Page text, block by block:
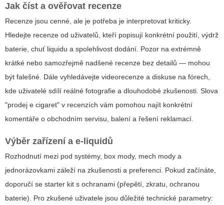
Jak číst a ověřovat recenze
Recenze jsou cenné, ale je potřeba je interpretovat kriticky.
Hledejte recenze od uživatelů, kteří popisují konkrétní použití, výdrž
baterie, chuť liquidu a spolehlivost dodání. Pozor na extrémně
krátké nebo samozřejmě nadšené recenze bez detailů — mohou
být falešné. Dále vyhledávejte videorecenze a diskuse na fórech,
kde uživatelé sdílí reálné fotografie a dlouhodobé zkušenosti. Slova
"prodej e cigaret" v recenzích vám pomohou najít konkrétní
komentáře o obchodním servisu, balení a řešení reklamací.
Výběr zařízení a e-liquidů
Rozhodnutí mezi pod systémy, box mody, mech mody a
jednorázovkami záleží na zkušenosti a preferenci. Pokud začínáte,
doporučí se starter kit s ochranami (přepětí, zkratu, ochranou
baterie). Pro zkušené uživatele jsou důležité technické parametry: